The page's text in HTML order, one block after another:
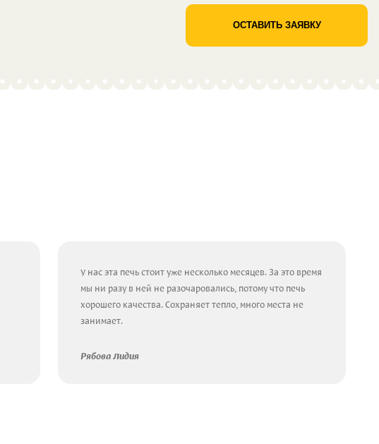
ОСТАВИТЬ ЗАЯВКУ
У нас эта печь стоит уже несколько месяцев. За это время
мы ни разу в ней не разочаровались, потому что печь
хорошего качества. Сохраняет тепло, много места не
занимает.
Рябова Лидия